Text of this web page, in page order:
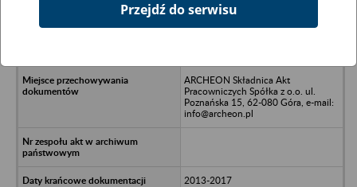
Ervin Amasteel Prywatna Spółka z
ARCHEON Składnica Akt
Pracowniczych Spółka z o.o. ul.
Poznańska 15, 62-080 Góra, e-mail:
info@archeon.pl
2013-2017
Przejdź do serwisu